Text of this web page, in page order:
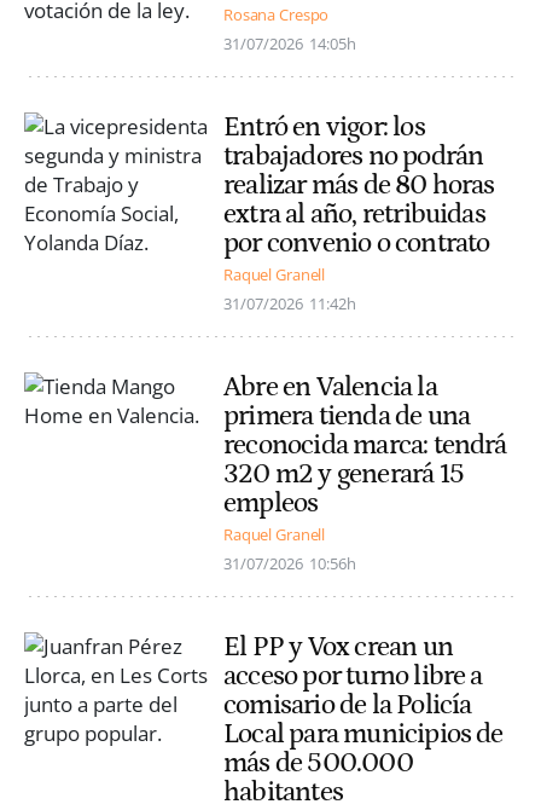
Rosana Crespo
31/07/2026 14:05h
Entró en vigor: los
trabajadores no podrán
realizar más de 80 horas
extra al año, retribuidas
por convenio o contrato
Raquel Granell
31/07/2026 11:42h
Abre en Valencia la
primera tienda de una
reconocida marca: tendrá
320 m2 y generará 15
empleos
Raquel Granell
31/07/2026 10:56h
El PP y Vox crean un
acceso por turno libre a
comisario de la Policía
Local para municipios de
más de 500.000
habitantes